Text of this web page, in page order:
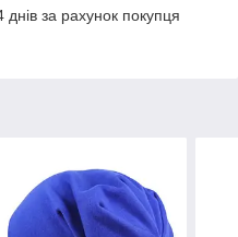
за рахунок покупця